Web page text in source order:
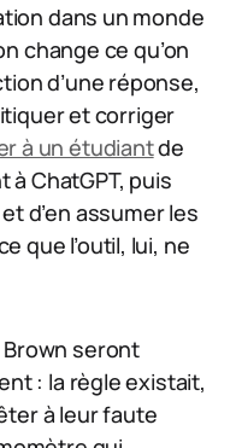
dans un monde
change ce qu’on
d’une réponse,
et corriger
à un étudiantde
ChatGPT, puis
d’en assumer les
que l’outil, lui, ne
seront
: la règle existait,
à leur faute